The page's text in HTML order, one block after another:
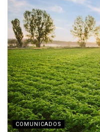
COMUNICADOS